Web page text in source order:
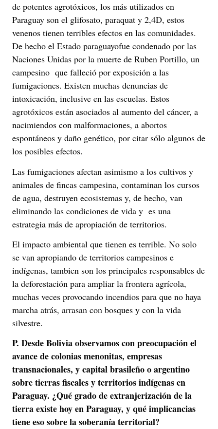
de potentes agrotóxicos, los más utilizados en
Paraguay son el glifosato, paraquat y 2,4D, estos
venenos tienen terribles efectos en las comunidades.
De hecho el Estado paraguayofue condenado por las
Naciones Unidas por la muerte de Ruben Portillo, un
campesino que falleció por exposición a las
fumigaciones. Existen muchas denuncias de
intoxicación, inclusive en las escuelas. Estos
agrotóxicos están asociados al aumento del cáncer, a
nacimiendos con malformaciones, a abortos
espontáneos y daño genético, por citar sólo algunos de
los posibles efectos.
Las fumigaciones afectan asimismo a los cultivos y
animales de fincas campesina, contaminan los cursos
de agua, destruyen ecosistemas y, de hecho, van
eliminando las condiciones de vida y es una
estrategia más de apropiación de territorios.
El impacto ambiental que tienen es terrible. No solo
se van apropiando de territorios campesinos e
indígenas, tambien son los principales responsables de
la deforestación para ampliar la frontera agrícola,
muchas veces provocando incendios para que no haya
marcha atrás, arrasan con bosques y con la vida
silvestre.
P. Desde Bolivia observamos con preocupación el
avance de colonias menonitas, empresas
transnacionales, y capital brasileño o argentino
sobre tierras fiscales y territorios indígenas en
Paraguay. ¿Qué grado de extranjerización de la
tierra existe hoy en Paraguay, y qué implicancias
tiene eso sobre la soberanía territorial?